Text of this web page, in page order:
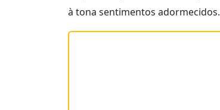
à tona sentimentos adormecidos.